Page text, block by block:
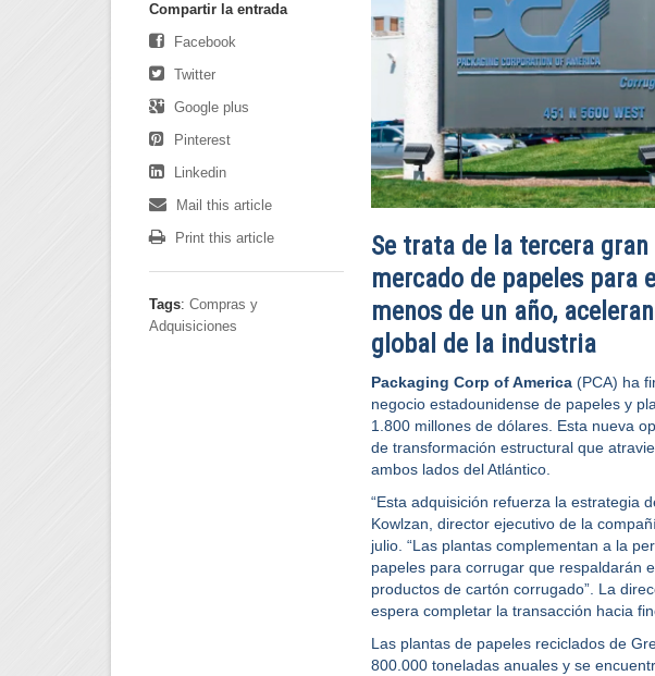
Se trata de la tercera
mercado de papeles para
menos de un año,
global de la industria
Packaging Corp of America(PCA) ha
negocio estadounidense de papeles y
1.800 millones de dólares. Esta nueva
de transformación estructural que
ambos lados del Atlántico.
“Esta adquisición refuerza la estrategia
Kowlzan, director ejecutivo de la
julio. “Las plantas complementan a la
papeles para corrugar que respaldarán
productos de cartón corrugado”. La
espera completar la transacción hacia
Las plantas de papeles reciclados de
800.000 toneladas anuales y se
Compartir la entrada
Facebook
Twitter
Google plus
Pinterest
Linkedin
Mail this article
Print this article
Tags: Compras y
Adquisiciones